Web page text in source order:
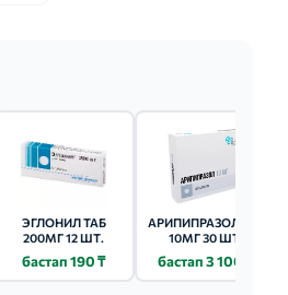
ЭГЛОНИЛ ТАБ
200МГ 12 ШТ.
бастап 190 ₸
АРИПИПРАЗОЛ ТАБ
10МГ 30 ШТ.
бастап 3 100 ₸